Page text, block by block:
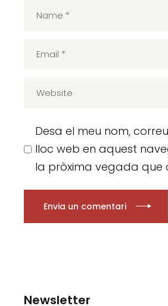
Desa el meu nom,
lloc web en aquest
la pròxima vegada que
Envia un comentari
Newsletter